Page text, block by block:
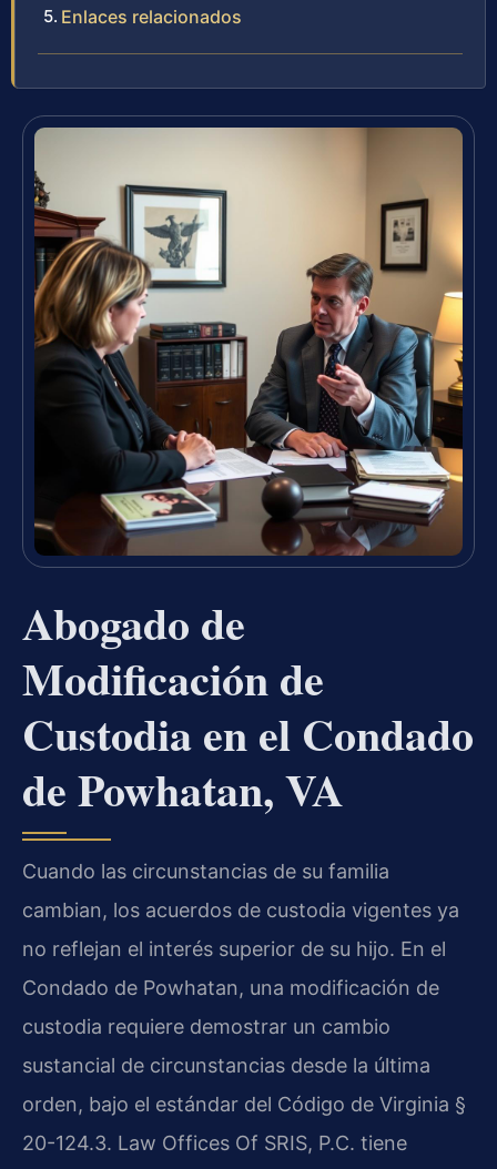
Enlaces relacionados
Abogado de
Modificación de
Custodia en el Condado
de Powhatan, VA
Cuando las circunstancias de su familia
cambian, los acuerdos de custodia vigentes ya
no reflejan el interés superior de su hijo. En el
Condado de Powhatan, una modificación de
custodia requiere demostrar un cambio
sustancial de circunstancias desde la última
orden, bajo el estándar del Código de Virginia §
20-124.3. Law Offices Of SRIS, P.C. tiene